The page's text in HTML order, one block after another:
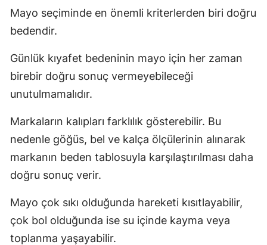
Mayo seçiminde en önemli kriterlerden biri doğru
bedendir.
Günlük kıyafet bedeninin mayo için her zaman
birebir doğru sonuç vermeyebileceği
unutulmamalıdır.
Markaların kalıpları farklılık gösterebilir. Bu
nedenle göğüs, bel ve kalça ölçülerinin alınarak
markanın beden tablosuyla karşılaştırılması daha
doğru sonuç verir.
Mayo çok sıkı olduğunda hareketi kısıtlayabilir,
çok bol olduğunda ise su içinde kayma veya
toplanma yaşayabilir.